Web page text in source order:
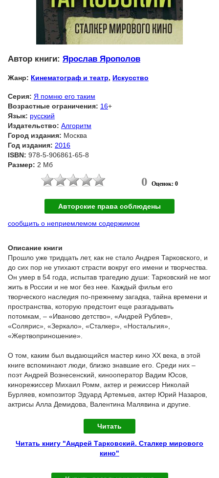
Автор книги: Ярослав Ярополов
Жанр: Кинематограф и театр, Искусство
Серия: Я помню его таким
Возрастные ограничения: 16+
Язык: русский
Издательство: Алгоритм
Город издания: Москва
Год издания: 2016
ISBN: 978-5-906861-65-8
Размер: 2 Мб
0 Оценок: 0
Авторские права соблюдены
сообщить о неприемлемом содержимом
Описание книги
Прошло уже тридцать лет, как не стало Андрея Тарковского, и
до сих пор не утихают страсти вокруг его имени и творчества.
Он умер в 54 года, испытав трагедию души: Тарковский не мог
жить в России и не мог без нее. Каждый фильм его
творческого наследия по-прежнему загадка, тайна времени и
пространства, которую предстоит еще разгадывать
потомкам, – «Иваново детство», «Андрей Рублев»,
«Солярис», «Зеркало», «Сталкер», «Ностальгия»,
«Жертвоприношение».
О том, каким был выдающийся мастер кино XX века, в этой
книге вспоминают люди, близко знавшие его. Среди них –
поэт Андрей Вознесенский, кинооператор Вадим Юсов,
кинорежиссер Михаил Ромм, актер и режиссер Николай
Бурляев, композитор Эдуард Артемьев, актер Юрий Назаров,
актрисы Алла Демидова, Валентина Малявина и другие.
Читать
Читать книгу "Андрей Тарковский. Сталкер мирового
кино"